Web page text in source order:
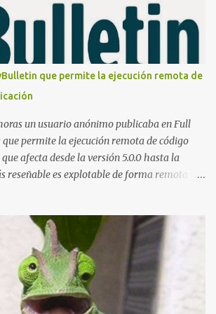
en cuentas de Gmail o WhatsApp,
datos o cambiar notas de cursos. La Lista
la atención mundial después de un informe
York Times, trabaja al estilo "llave en
la propuesta, recibe ofertas para prestar
de los promotores del sitio de que el
...
que permite la ejecución remota de
un usuario anónimo publicaba en Full
permite la ejecución remota de código
afecta desde la versión 5.0.0 hasta la
reseñable es explotable de forma remota y
y luego las analiza en el servidor sin las
adecuadas, lo que permite a
comandos y ejecutar código de forma
Fijaros en el siguiente script en python:
vBulletin 5.x 0day pre-auth RCE exploit # #
versions from 5.0.0 till 5.5.4 # # Google